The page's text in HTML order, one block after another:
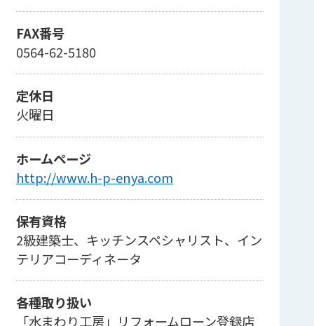
FAX番号
0564-62-5180
定休日
火曜日
ホームページ
http://www.h-p-enya.com
保有資格
2級建築士、キッチンスペシャリスト、イン
テリアコーディネータ
各種取り扱い
「水まわり工房」リフォームローン登録店